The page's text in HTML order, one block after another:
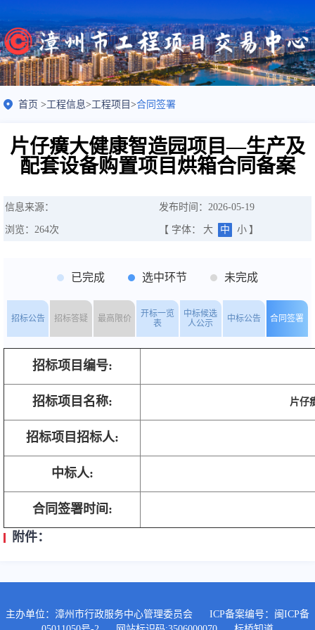
首页 >工程信息>工程项目 >合同签署
片仔癀大健康智造园项目—生产及
配套设备购置项目烘箱合同备案
信息来源： 发布时间：2026-05-19
浏览： 264次 【 字体： 大 中 小 】
已完成 选中环节 未完成
招标公告 招标答疑 最高限价
开标一览
表
中标候选
人公示
中标公告 合同签署
招标项目编号:
招标项目名称: 片仔
招标项目招标人:
中标人:
合同签署时间:
附件：
主办单位：漳州市行政服务中心管理委员会 ICP备案编号： 闽ICP备